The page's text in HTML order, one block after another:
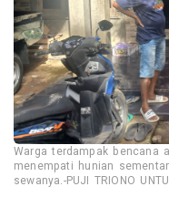
Warga terdampak bencana
menempati hunian
sewanya.-PUJI TRIONO